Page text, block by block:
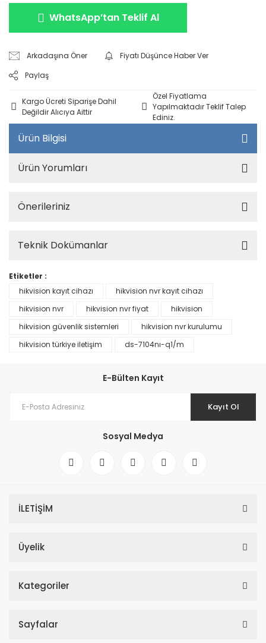
WhatsApp’tan Teklif Al
Arkadaşına Öner
Fiyatı Düşünce Haber Ver
Paylaş
Kargo Ücreti Siparişe Dahil
Değildir Alıcıya Aittir
Özel Fiyatlama
Yapılmaktadır Teklif Talep
Ediniz.
Ürün Bilgisi
Ürün Yorumları
Önerileriniz
Teknik Dokümanlar
Etiketler :
hikvision kayıt cihazı
hikvision nvr kayıt cihazı
hikvision nvr
hikvision nvr fiyat
hikvision
hikvision güvenlik sistemleri
hikvision nvr kurulumu
hikvision türkiye iletişim
ds-7104nı-q1/m
E-Bülten Kayıt
Kayıt Ol
Sosyal Medya
İLETİŞİM
Üyelik
Kategoriler
Sayfalar